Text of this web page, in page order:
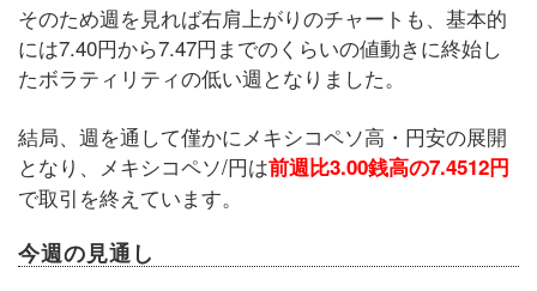
そのため週を見れば右肩上がりのチャートも、基本的
には7.40円から7.47円までのくらいの値動きに終始し
たボラティリティの低い週となりました。
結局、週を通して僅かにメキシコペソ高・円安の展開
となり、メキシコペソ/円は前週比3.00銭高の7.4512円
で取引を終えています。
今週の見通し